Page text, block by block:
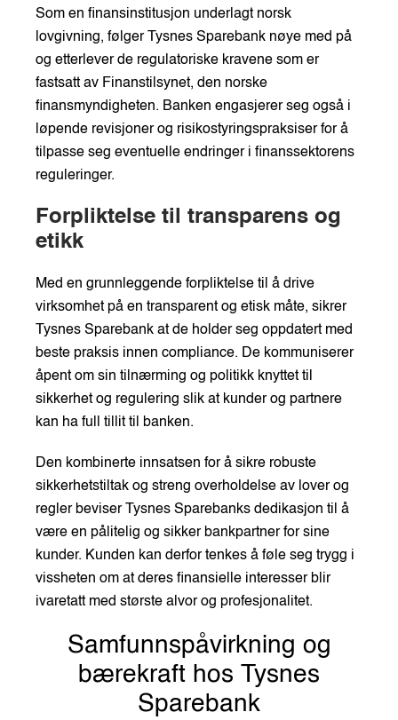
Som en finansinstitusjon underlagt norsk
lovgivning, følger Tysnes Sparebank nøye med på
og etterlever de regulatoriske kravene som er
fastsatt av Finanstilsynet, den norske
finansmyndigheten. Banken engasjerer seg også i
løpende revisjoner og risikostyringspraksiser for å
tilpasse seg eventuelle endringer i finanssektorens
reguleringer.
Forpliktelse til transparens og
etikk
Med en grunnleggende forpliktelse til å drive
virksomhet på en transparent og etisk måte, sikrer
Tysnes Sparebank at de holder seg oppdatert med
beste praksis innen compliance. De kommuniserer
åpent om sin tilnærming og politikk knyttet til
sikkerhet og regulering slik at kunder og partnere
kan ha full tillit til banken.
Den kombinerte innsatsen for å sikre robuste
sikkerhetstiltak og streng overholdelse av lover og
regler beviser Tysnes Sparebanks dedikasjon til å
være en pålitelig og sikker bankpartner for sine
kunder. Kunden kan derfor tenkes å føle seg trygg i
vissheten om at deres finansielle interesser blir
ivaretatt med største alvor og profesjonalitet.
Samfunnspåvirkning og
bærekraft hos Tysnes
Sparebank